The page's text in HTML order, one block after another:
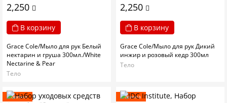
2,250
В корзину
Grace Cole/Мыло для рук Белый
нектарин и груша 300мл./White
Nectarine & Pear
Тело
2,250
В корзину
Grace Cole/Мыло для рук Дикий
инжир и розовый кедр 300мл
Тело
Новинка Новинка